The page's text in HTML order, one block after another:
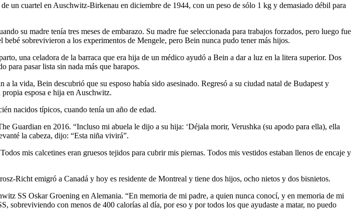
un cuartel en Auschwitz-Birkenau en diciembre de 1944, con un peso de sólo 1 kg y demasiado débil para
su madre tenía tres meses de embarazo. Su madre fue seleccionada para trabajos forzados, pero luego fue
sobrevivieron a los experimentos de Mengele, pero Bein nunca pudo tener más hijos.
una celadora de la barraca que era hija de un médico ayudó a Bein a dar a luz en la litera superior. Dos
para pasar lista sin nada más que harapos.
la vida, Bein descubrió que su esposo había sido asesinado. Regresó a su ciudad natal de Budapest y
esposa e hija en Auschwitz.
nacidos típicos, cuando tenía un año de edad.
Guardian en 2016. “Incluso mi abuela le dijo a su hija: ‘Déjala morir, Verushka (su apodo para ella), ella
la cabeza, dijo: “Esta niña vivirá”.
mis calcetines eran gruesos tejidos para cubrir mis piernas. Todos mis vestidos estaban llenos de encaje y
Richt emigró a Canadá y hoy es residente de Montreal y tiene dos hijos, ocho nietos y dos bisnietos.
SS Oskar Groening en Alemania. “En memoria de mi padre, a quien nunca conocí, y en memoria de mi
sobreviviendo con menos de 400 calorías al día, por eso y por todos los que ayudaste a matar, no puedo